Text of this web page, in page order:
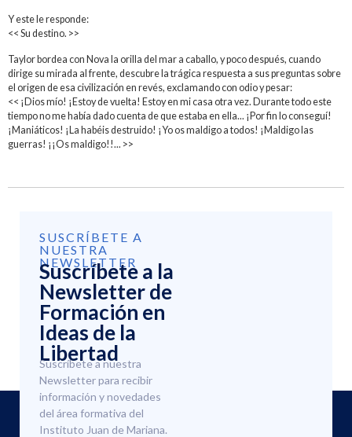
Y este le responde:
<< Su destino. >>
Taylor bordea con Nova la orilla del mar a caballo, y poco después, cuando
dirige su mirada al frente, descubre la trágica respuesta a sus preguntas sobre
el origen de esa civilización en revés, exclamando con odio y pesar:
<< ¡Dios mío! ¡Estoy de vuelta! Estoy en mi casa otra vez. Durante todo este
tiempo no me había dado cuenta de que estaba en ella... ¡Por fin lo conseguí!
¡Maniáticos! ¡La habéis destruido! ¡Yo os maldigo a todos! ¡Maldigo las
guerras! ¡¡Os maldigo!!... >>
SUSCRÍBETE A
NUESTRA
NEWSLETTER
Suscríbete a la
Newsletter de
Formación en
Ideas de la
Libertad
Suscríbete a nuestra
Newsletter para recibir
información y novedades
del área formativa del
Instituto Juan de Mariana.